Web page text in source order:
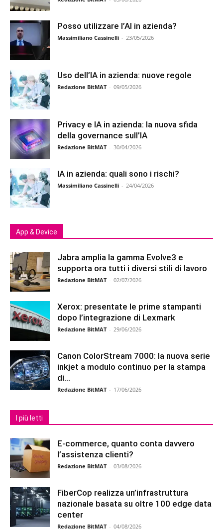
Posso utilizzare l’AI in azienda?
Massimiliano Cassinelli - 23/05/2026
Uso dell’IA in azienda: nuove regole
Redazione BitMAT - 09/05/2026
Privacy e IA in azienda: la nuova sfida
della governance sull’IA
Redazione BitMAT - 30/04/2026
IA in azienda: quali sono i rischi?
Massimiliano Cassinelli - 24/04/2026
App & Device
Jabra amplia la gamma Evolve3 e
supporta ora tutti i diversi stili di lavoro
Redazione BitMAT - 02/07/2026
Xerox: presentate le prime stampanti
dopo l’integrazione di Lexmark
Redazione BitMAT - 29/06/2026
Canon ColorStream 7000: la nuova serie
inkjet a modulo continuo per la stampa
di...
Redazione BitMAT - 17/06/2026
I più letti
E-commerce, quanto conta davvero
l’assistenza clienti?
Redazione BitMAT - 03/08/2026
FiberCop realizza un’infrastruttura
nazionale basata su oltre 100 edge data
center
Redazione BitMAT - 04/08/2026